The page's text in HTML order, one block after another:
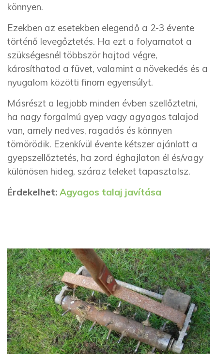
könnyen.
Ezekben az esetekben elegendő a 2-3 évente
történő levegőztetés. Ha ezt a folyamatot a
szükségesnél többször hajtod végre,
károsíthatod a füvet, valamint a növekedés és a
nyugalom közötti finom egyensúlyt.
Másrészt a legjobb minden évben szellőztetni,
ha nagy forgalmú gyep vagy agyagos talajod
van, amely nedves, ragadós és könnyen
tömörödik. Ezenkívül évente kétszer ajánlott a
gyepszellőztetés, ha zord éghajlaton él és/vagy
különösen hideg, száraz teleket tapasztalsz.
Érdekelhet: Agyagos talaj javítása